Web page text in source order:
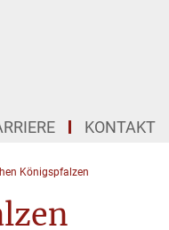
KONTAKT
Königspfalzen